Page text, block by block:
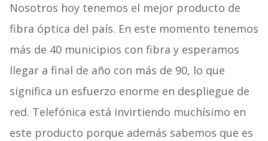
Nosotros hoy tenemos el mejor producto de
fibra óptica del país. En este momento tenemos
más de 40 municipios con fibra y esperamos
llegar a final de año con más de 90, lo que
significa un esfuerzo enorme en despliegue de
red. Telefónica está invirtiendo muchísimo en
este producto porque además sabemos que es